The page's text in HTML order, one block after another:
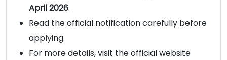
April 2026.
Read the official notification carefully before
applying.
For more details, visit the official website